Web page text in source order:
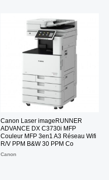
Canon Laser imageRUNNER
ADVANCE DX C3730i MFP
Couleur MFP 3en1 A3 Réseau Wifi
R/V PPM B&W 30 PPM Co
Canon